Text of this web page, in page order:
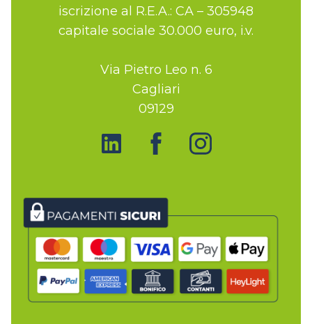
iscrizione al R.E.A.: CA – 305948
capitale sociale 30.000 euro, i.v.
Via Pietro Leo n. 6
Cagliari
09129